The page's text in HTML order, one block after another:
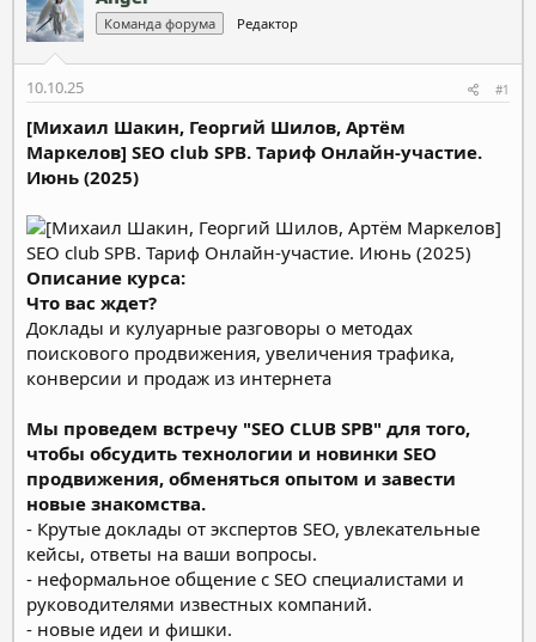
о
р
м
ы
а
н
а
а
Команда форума Редактор
10.10.25 #1
[Михаил Шакин, Георгий Шилов, Артём
Маркелов] SEO club SPB. Тариф Онлайн-участие.
Июнь (2025)
Описание курса:
Что вас ждет?
Доклады и кулуарные разговоры о методах
поискового продвижения, увеличения трафика,
конверсии и продаж из интернета
Мы проведем встречу "SEO CLUB SPB" для того,
чтобы обсудить технологии и новинки SEO
продвижения, обменяться опытом и завести
новые знакомства.
- Крутые доклады от экспертов SEO, увлекательные
кейсы, ответы на ваши вопросы.
- неформальное общение с SEO специалистами и
руководителями известных компаний.
- новые идеи и фишки.